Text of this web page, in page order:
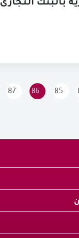
بالبنك التجارى
85
86
87